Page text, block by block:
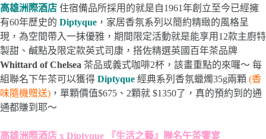
高雄洲際酒店 住宿備品所採用的就是自1961年創立至今已經擁
有60年歷史的 Diptyque ，家居香氛系列以簡約精緻的風格呈
現，為空間帶入一抹優雅，期間限定活動就是能享用1 2款主廚特
製甜、鹹點及限定款英式司康，搭佐精選英國百年茶品牌
Whittard of Chelsea 茶品或義式咖啡2杯，該畫重點的來囉～ 每
組聯名下午茶可以獲得 Diptyque 經典系列香氛蠟燭35g兩顆 (香
味隨機贈送) ，單顆價值$675、2顆就 $1350了，真的預約到的通
通都賺到耶～
高雄洲際酒店 x Diptyque 『生活之藝』聯名午茶饗宴